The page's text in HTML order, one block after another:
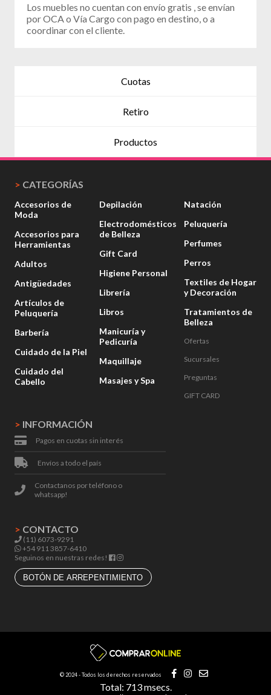
Los muebles no cuentan con envío gratis , se envían
por OCA o Vía Cargo con pago en destino, o a
coordinar con el cliente.
Cuotas
Retiro
Productos
> INFORMACIÓN
Pagos en cuotas sin interés
Envíos a todo el país
Contactanos por teléfono o
whatsapp!
> CATEGORÍAS
Accesorios de
Moda
Accesorios para
Herramientas
Adultos
Antigüedades
Artículos de
Peluquería
Barbería
Cuidado de la Piel
Cuidado del
Cabello
Depilación
Electrodomésticos
de Belleza
Gift Card
Higiene Personal
Librería
Libros
Manicuría y
Pedicuría
Maquillaje
Masajes y Spa
Natación
Peluquería
Perfumes
Perros
Textiles de Hogar
y Decoración
Tratamientos de
Belleza
Ofertas
Sucursales
Preguntas
GIFT CARD
> CONTACTO
(11) 6073-9291
+54 911 3857-6410
Seguinos en nuestras redes!
BOTÓN DE ARREPENTIMIENTO
© 2024 - Todos los derechos reservados
Total: 713 msecs.